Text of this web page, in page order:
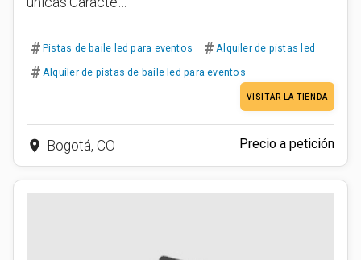
# Pistas de baile led para eventos # Alquiler de pistas led
# Alquiler de pistas de baile led para eventos
VISITAR LA TIENDA
place Bogotá, CO Precio a petición